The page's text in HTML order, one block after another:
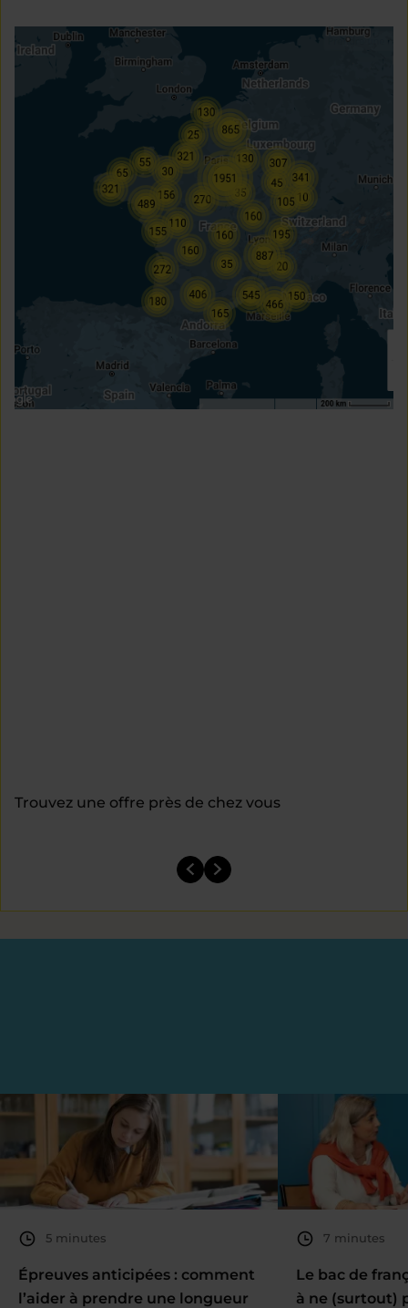
Trouvez une offre près de chez vous
5 minutes
Épreuves anticipées : comment
l’aider à prendre une longueur
7 minutes
Le bac de
à ne (surtout)